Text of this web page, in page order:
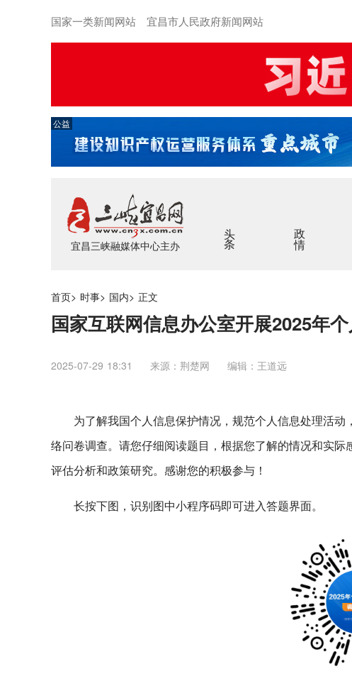
国家一类新闻网站 宜昌市人民政府新闻网站
公益
宜昌三峡融媒体中心主办
头条 政情
首页> 时事> 国内> 正文
国家互联网信息办公室开展2025年
2025-07-29 18:31 来源：荆楚网 编辑：王道远
为了解我国个人信息保护情况，规范个人信息处理活
络问卷调查。请您仔细阅读题目，根据您了解的情况和实
评估分析和政策研究。感谢您的积极参与！
长按下图，识别图中小程序码即可进入答题界面。